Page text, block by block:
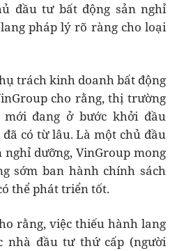
đầu tư bất động sản nghỉ
pháp lý rõ ràng cho loại
trách kinh doanh bất động
cho rằng, thị trường
mới đang ở bước khởi đầu
có từ lâu. Là một chủ đầu
dưỡng, VinGroup mong
sớm ban hành chính sách
thể phát triển tốt.
rằng, việc thiếu hành lang
nhà đầu tư thứ cấp (người